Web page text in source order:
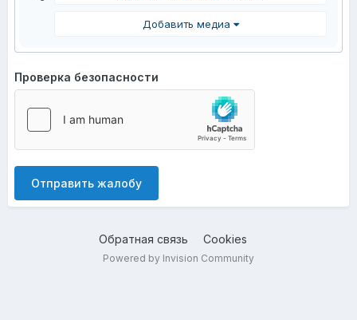
Добавить медиа
Проверка безопасности
Отправить жалобу
Обратная связь Cookies
Powered by Invision Community